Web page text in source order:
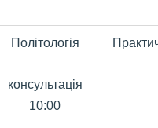
Політологія
консультація
10:00